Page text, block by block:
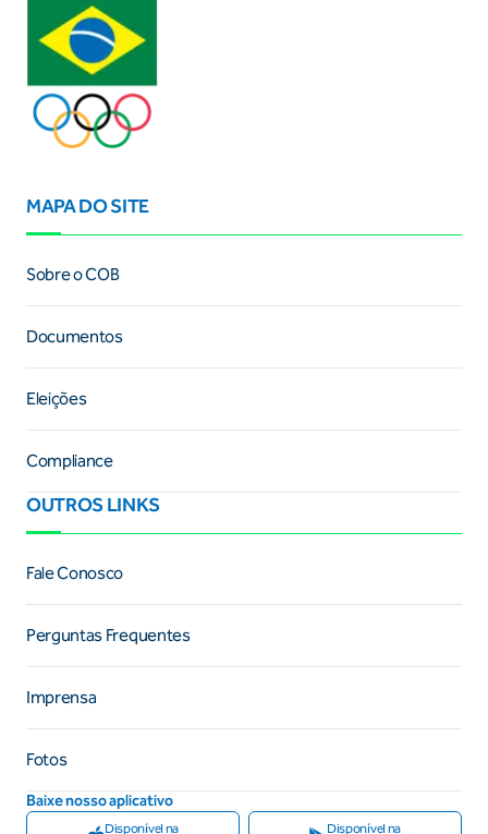
MAPA DO SITE
Sobre o COB
Documentos
Eleições
Compliance
OUTROS LINKS
Fale Conosco
Perguntas Frequentes
Imprensa
Fotos
Baixe nosso aplicativo
Disponível na Disponível na